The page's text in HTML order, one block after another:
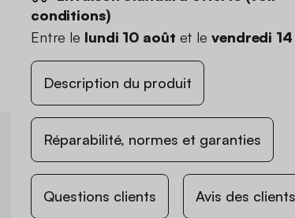
conditions)
Entre le lundi 10 août et le vendredi
Description du produit
Réparabilité, normes et garanties
Questions clients Avis des clients